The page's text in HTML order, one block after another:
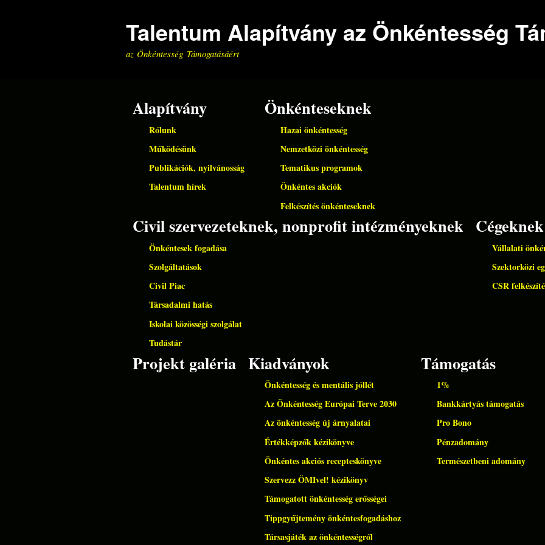
tartalomra
Talentum Alapítvány az Önkéntesség
az Önkéntesség Támogatásáért
Alapítvány
Rólunk
Működésünk
Publikációk, nyilvánosság
Talentum hírek
Önkénteseknek
Hazai önkéntesség
Nemzetközi önkéntesség
Tematikus programok
Önkéntes akciók
Felkészítés önkénteseknek
Civil szervezeteknek, nonprofit intézményeknek
Önkéntesek fogadása
Szolgáltatások
Civil Piac
Társadalmi hatás
Iskolai közösségi szolgálat
Tudástár
Cégeknek
Vállalati
Szektorközi
CSR
Projekt galéria Kiadványok
Önkéntesség és mentális jóllét
Az Önkéntesség Európai Terve 2030
Az önkéntesség új árnyalatai
Értékképzők kézikönyve
Önkéntes akciós recepteskönyve
Szervezz ÖMIvel! kézikönyv
Támogatott önkéntesség erősségei
Tippgyűjtemény önkéntesfogadáshoz
Társasjáték az önkéntességről
Támogatás
1%
Bankkártyás támogatás
Pro Bono
Pénzadomány
Természetbeni adomány